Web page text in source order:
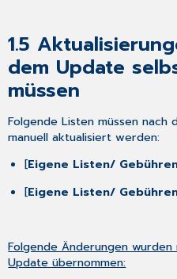
4 Neues
aus
der
CGM-
Welt!
4.1 Wichtige
Information:
Ende
Windows
14.10.2025
4.2 Praxisdienst
1.5
dem Update
müssen
Folgende Listen müssen nach
manuell aktualisiert werden:
[Eigene Listen/
[Eigene Listen/
Folgende Änderungen wurden
Update übernommen: